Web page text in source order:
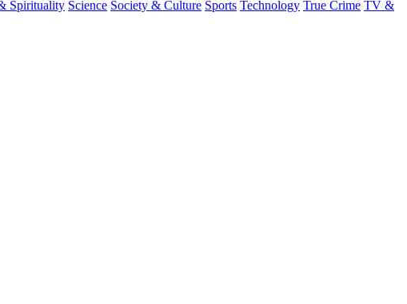
Spirituality Science Society & Culture Sports Technology True Crime TV &